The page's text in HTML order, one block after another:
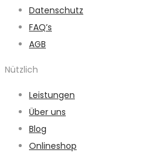
Datenschutz
FAQ’s
AGB
Nützlich
Leistungen
Über uns
Blog
Onlineshop